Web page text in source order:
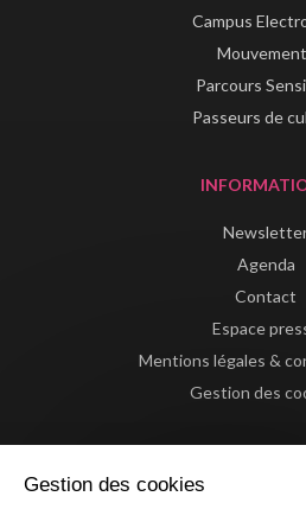
Campus
Parcours
Passeurs de
Agenda
Contact
Espace
Mentions légales &
Gestion des
Gestion des cookies